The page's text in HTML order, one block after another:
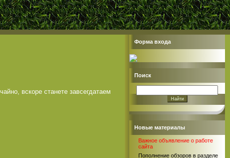
вскоре станете завсегдатаем
Форма входа
Поиск
Новые материалы
Важное объявление о работе
сайта
Пополнение обзоров в разделе